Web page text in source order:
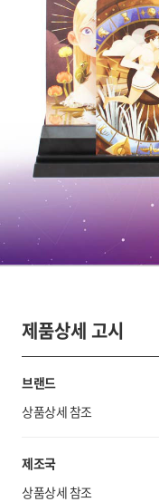
제품상세 고시
브랜드
상품상세 참조
제조국
상품상세 참조